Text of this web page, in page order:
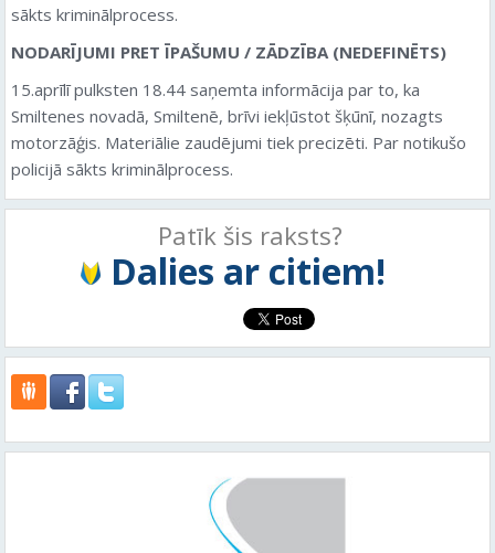
sākts kriminālprocess.
NODARĪJUMI PRET ĪPAŠUMU / ZĀDZĪBA (NEDEFINĒTS)
15.aprīlī pulksten 18.44 saņemta informācija par to, ka
Smiltenes novadā, Smiltenē, brīvi iekļūstot šķūnī, nozagts
motorzāģis. Materiālie zaudējumi tiek precizēti. Par notikušo
policijā sākts kriminālprocess.
Patīk šis raksts?
Dalies ar citiem!